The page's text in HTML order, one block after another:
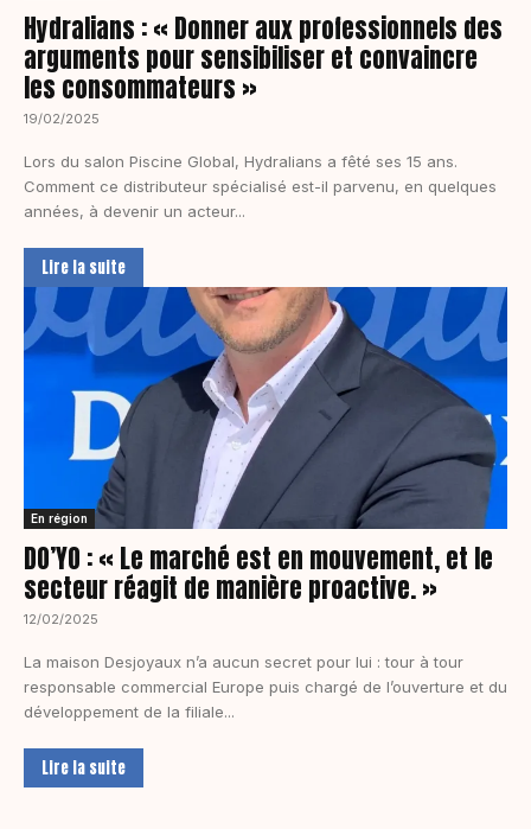
Hydralians : « Donner aux professionnels des
arguments pour sensibiliser et convaincre
les consommateurs »
19/02/2025
Lors du salon Piscine Global, Hydralians a fêté ses 15 ans.
Comment ce distributeur spécialisé est-il parvenu, en quelques
années, à devenir un acteur...
Lire la suite
En région
DO’YO : « Le marché est en mouvement, et le
secteur réagit de manière proactive. »
12/02/2025
La maison Desjoyaux n’a aucun secret pour lui : tour à tour
responsable commercial Europe puis chargé de l’ouverture et du
développement de la filiale...
Lire la suite